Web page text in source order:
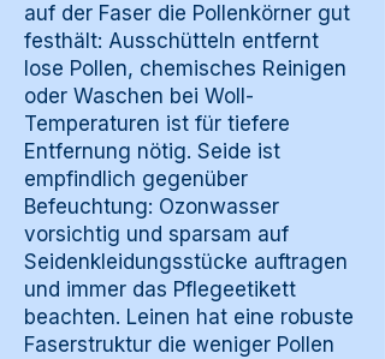
auf der Faser die Pollenkörner gut
festhält: Ausschütteln entfernt
lose Pollen, chemisches Reinigen
oder Waschen bei Woll-
Temperaturen ist für tiefere
Entfernung nötig. Seide ist
empfindlich gegenüber
Befeuchtung: Ozonwasser
vorsichtig und sparsam auf
Seidenkleidungsstücke auftragen
und immer das Pflegeetikett
beachten. Leinen hat eine robuste
Faserstruktur die weniger Pollen